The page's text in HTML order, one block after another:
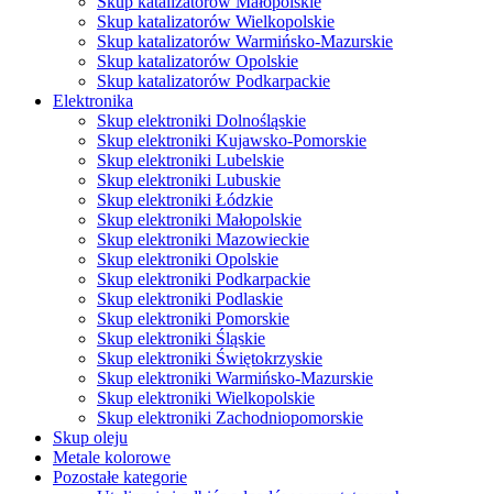
Skup katalizatorów Wielkopolskie
Skup katalizatorów Warmińsko-Mazurskie
Skup katalizatorów Opolskie
Skup katalizatorów Podkarpackie
Elektronika
Skup elektroniki Dolnośląskie
Skup elektroniki Kujawsko-Pomorskie
Skup elektroniki Lubelskie
Skup elektroniki Lubuskie
Skup elektroniki Łódzkie
Skup elektroniki Małopolskie
Skup elektroniki Mazowieckie
Skup elektroniki Opolskie
Skup elektroniki Podkarpackie
Skup elektroniki Podlaskie
Skup elektroniki Pomorskie
Skup elektroniki Śląskie
Skup elektroniki Świętokrzyskie
Skup elektroniki Warmińsko-Mazurskie
Skup elektroniki Wielkopolskie
Skup elektroniki Zachodniopomorskie
Skup oleju
Metale kolorowe
Pozostałe kategorie